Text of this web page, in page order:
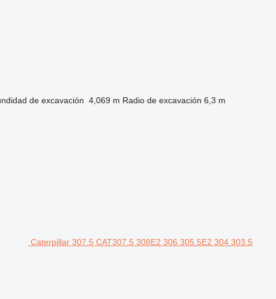
de excavación 4,069 m Radio de excavación 6,3 m
Caterpillar 307.5 CAT307.5 308E2 306 305.5E2 304 303.5